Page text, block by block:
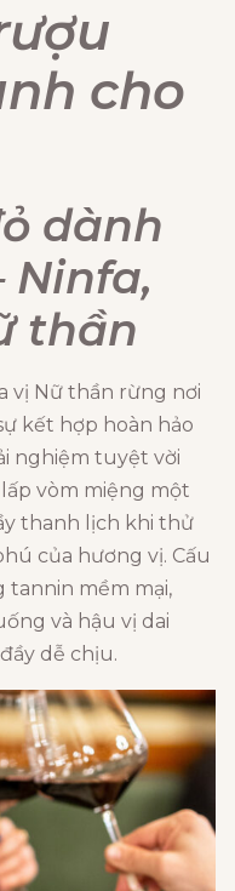
cho
dành
Ninfa,
thần
vị Nữ thần rừng nơi
kết hợp hoàn hảo
nghiệm tuyệt vời
vòm miệng một
thanh lịch khi thử
của hương vị. Cấu
tannin mềm mại,
và hậu vị dai
dễ chịu.